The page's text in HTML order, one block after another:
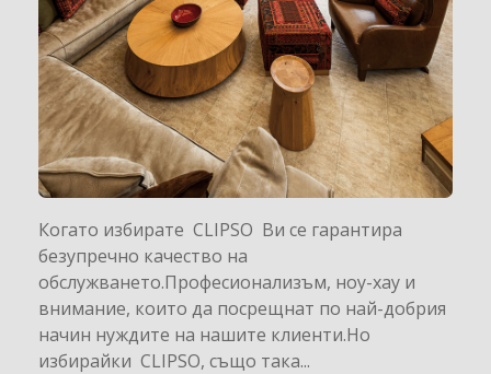
Когато избирате CLIPSO Ви се гарантира
безупречно качество на
обслужването.Професионализъм, ноу-хау и
внимание, които да посрещнат по най-добрия
начин нуждите на нашите клиенти.Но
избирайки CLIPSO, също така...